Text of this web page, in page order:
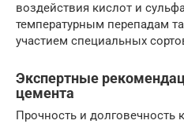
воздействия кислот и
температурным перепадам
участием специальных
Экспертные
цемента
Прочность и